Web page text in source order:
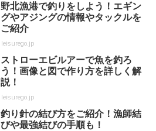
野北漁港で釣りをしよう！エギン
グやアジングの情報やタックルを
ご紹介
leisurego.jp
ストローエビルアーで魚を釣ろ
う！画像と図で作り方を詳しく解
説！
leisurego.jp
釣り針の結び方をご紹介！漁師結
びや最強結びの手順も！